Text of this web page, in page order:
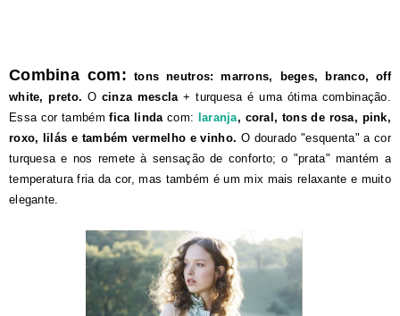
Combina com: tons neutros:
marrons, beges, branco, off
white, preto. O cinza mescla + turquesa é uma ótima combinação.
Essa cor tambémfica linda com: laranja, coral, tons de rosa, pink,
roxo, lilás e também vermelho e vinho. O dourado "esquenta" a cor
turquesa e nos remete à sensação de conforto; o "prata" mantém a
temperatura fria da cor, mas também é um mix mais relaxante e muito
elegante.